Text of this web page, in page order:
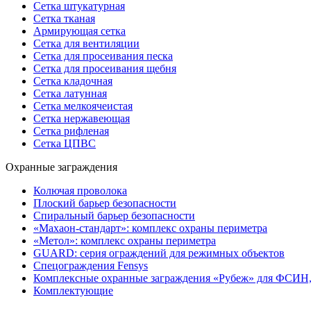
Сетка штукатурная
Сетка тканая
Армирующая сетка
Сетка для вентиляции
Сетка для просеивания песка
Сетка для просеивания щебня
Сетка кладочная
Сетка латунная
Сетка мелкоячеистая
Сетка нержавеющая
Сетка рифленая
Сетка ЦПВС
Охранные заграждения
Колючая проволока
Плоский барьер безопасности
Спиральный барьер безопасности
«Махаон-стандарт»: комплекс охраны периметра
«Метол»: комплекс охраны периметра
GUARD: серия ограждений для режимных объектов
Спецограждения Fensys
Комплексные охранные заграждения «Рубеж» для
Комплектующие